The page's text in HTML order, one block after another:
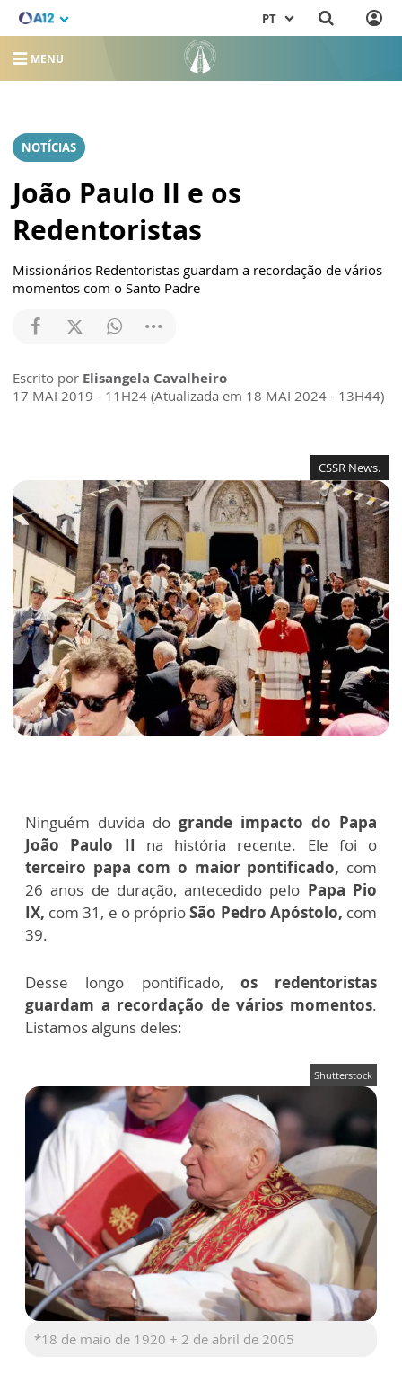
PT
MENU
NOTÍCIAS
João Paulo II e os
Redentoristas
Missionários Redentoristas guardam a recordação de vários
momentos com o Santo Padre
Escrito por Elisangela Cavalheiro
17 MAI 2019 - 11H24 (Atualizada em 18 MAI 2024 - 13H44)
CSSR News.
Ninguém duvida do grande impacto do Papa
João Paulo II na história recente. Ele foi o
terceiro papa com o maior pontificado, com
26 anos de duração, antecedido pelo Papa Pio
IX, com 31, e o próprioSão Pedro Apóstolo, com
39.
Desse longo pontificado, os redentoristas
guardam a recordação de vários momentos.
Listamos alguns deles:
Shutterstock
*18 de maio de 1920 + 2 de abril de 2005